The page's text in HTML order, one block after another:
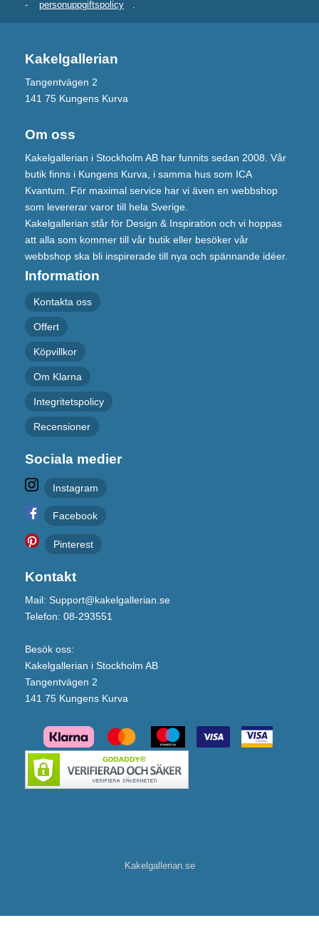
-
personuppgiftspolicy .
Kakelgallerian
Tangentvägen 2
141 75 Kungens Kurva
Om oss
Kakelgallerian i Stockholm AB har funnits sedan 2008. Vår
butik finns i Kungens Kurva, i samma hus som ICA
Kvantum. För maximal service har vi även en webbshop
som levererar varor till hela Sverige.
Kakelgallerian står för Design & Inspiration och vi hoppas
att alla som kommer till vår butik eller besöker vår
webbshop ska bli inspirerade till nya och spännande idéer.
Information
Kontakta oss
Offert
Köpvillkor
Om Klarna
Integritetspolicy
Recensioner
Sociala medier
Instagram
Facebook
Pinterest
Kontakt
Mail: Support@kakelgallerian.se
Telefon: 08-293551
Besök oss:
Kakelgallerian i Stockholm AB
Tangentvägen 2
141 75 Kungens Kurva
Kakelgallerian.se